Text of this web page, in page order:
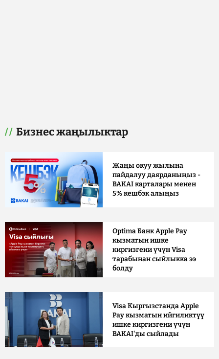
Бизнес жаңылыктар
Жаңы окуу жылына
пайдалуу даярданыңыз -
BAKAI карталары менен
5% кешбэк алыңыз
Optima Банк Apple Pay
кызматын ишке
киргизгени үчүн Visa
тарабынан сыйлыкка ээ
болду
Visa Кыргызстанда Apple
Pay кызматын ийгиликтүү
ишке киргизгени үчүн
BAKAI'ды сыйлады